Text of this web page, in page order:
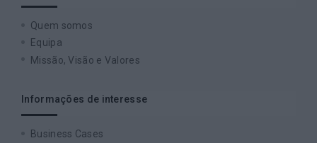
Quem somos
Equipa
Missão, Visão e Valores
Informações de interesse
Business Cases